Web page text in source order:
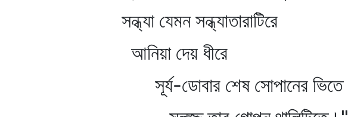
সন্ধ্যা যেমন সন্ধ্যাতারাটিরে
আনিয়া দেয় ধীরে
সূর্য-ডোবার শেষ সোপানের ভিতে